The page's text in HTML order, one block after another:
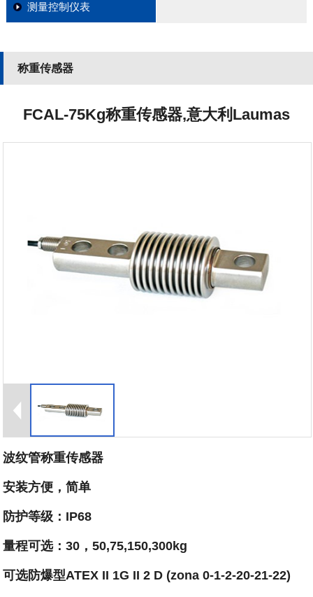
测量控制仪表
称重传感器
FCAL-75Kg称重传感器,意大利Laumas
波纹管称重传感器
安装方便，简单
防护等级：IP68
量程可选：30，50,75,150,300kg
可选防爆型ATEX II 1G II 2 D (zona 0-1-2-20-21-22)